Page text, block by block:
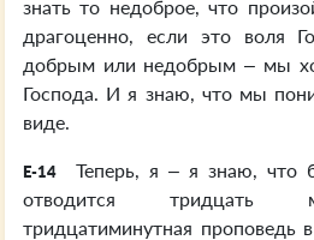
знать то недоброе, что
драгоценно, если это воля
добрым или недобрым – мы
Господа. И я знаю, что мы
виде.
E-14
Теперь, я – я знаю, что
отводится тридцать
тридцатиминутная проповедь